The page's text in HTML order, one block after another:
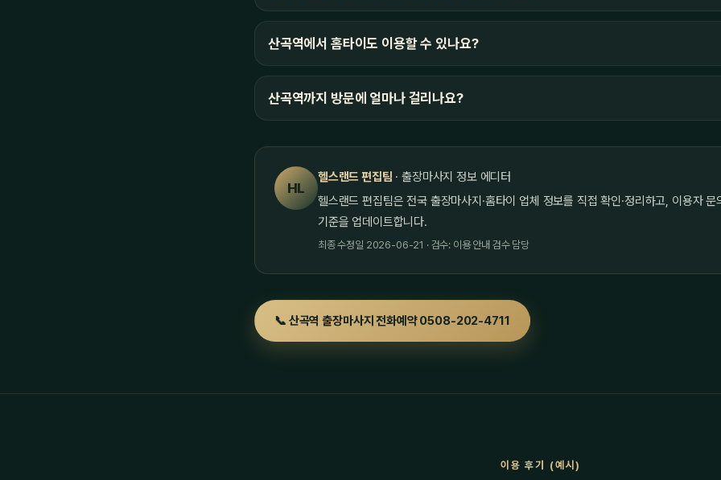
산곡역에서 홈타이도 이용할 수 있나요?
산곡역까지 방문에 얼마나 걸리나요?
HL
헬스랜드 편집팀 · 출장마사지 정보 에디터
헬스랜드 편집팀은 전국 출장마사지·홈타이 업체 정보를 직접 확인·정리하고, 이용자 문
기준을 업데이트합니다.
최종 수정일 2026-06-21 · 검수: 이용 안내 검수 담당
📞 산곡역 출장마사지 전화예약 0508-202-4711
이용 후기 (예시)